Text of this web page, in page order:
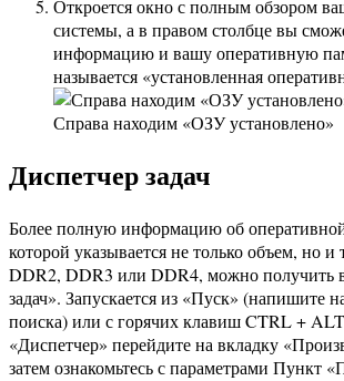
Откроется окно с полным обзором
системы, а в правом столбце вы
информацию и вашу оперативную
называется «установленная
Справа находим «ОЗУ установлено»
Диспетчер задач
Более полную информацию об
которой указывается не только объем, но
DDR2, DDR3 или DDR4, можно получить
задач». Запускается из «Пуск» (напишите
поиска) или с горячих клавиш CTRL +
«Диспетчер» перейдите на вкладку
затем ознакомьтесь с параметрами Пункт